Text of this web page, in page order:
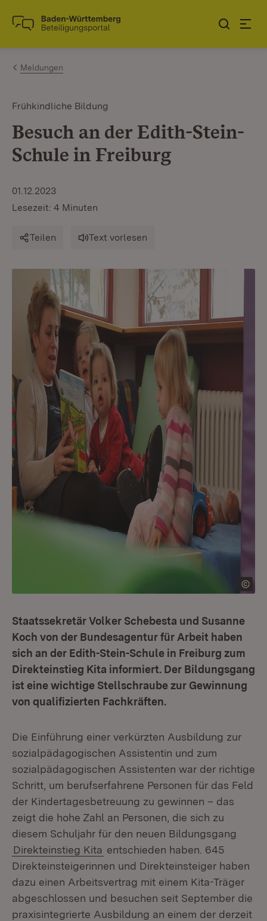
Zum Inhalt springen
Link zur Startseite
Meldungen
Frühkindliche Bildung
Besuch an der Edith-Stein-
Schule in Freiburg
01.12.2023
Lesezeit: 4 Minuten
Teilen Text vorlesen
Staatssekretär Volker Schebesta und Susanne
Koch von der Bundesagentur für Arbeit haben
sich an der Edith-Stein-Schule in Freiburg zum
Direkteinstieg Kita informiert. Der Bildungsgang
ist eine wichtige Stellschraube zur Gewinnung
von qualifizierten Fachkräften.
Die Einführung einer verkürzten Ausbildung zur
sozialpädagogischen Assistentin und zum
sozialpädagogischen Assistenten war der richtige
Schritt, um berufserfahrene Personen für das Feld
der Kindertagesbetreuung zu gewinnen – das
zeigt die hohe Zahl an Personen, die sich zu
diesem Schuljahr für den neuen Bildungsgang
Direkteinstieg Kita entschieden haben. 645
Direkteinsteigerinnen und Direkteinsteiger haben
dazu einen Arbeitsvertrag mit einem Kita-Träger
abgeschlossen und besuchen seit September die
praxisintegrierte Ausbildung an einem der derzeit